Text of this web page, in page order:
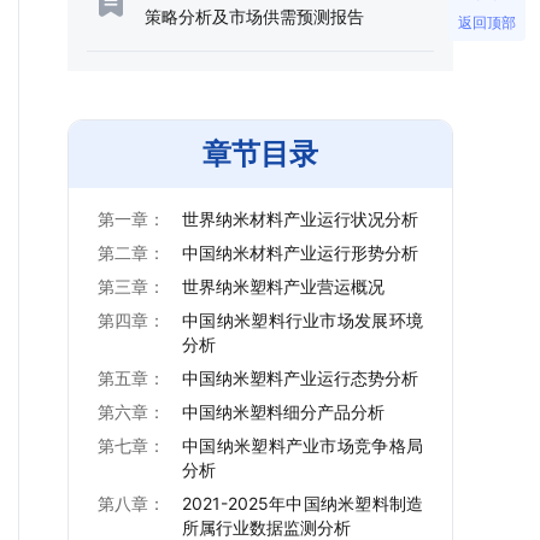
策略分析及市场供需预测报告
章节目录
第一章：
世界纳米材料产业运行状况分析
第二章：
中国纳米材料产业运行形势分析
第三章：
世界纳米塑料产业营运概况
第四章：
中国纳米塑料行业市场发展环境
分析
第五章：
中国纳米塑料产业运行态势分析
第六章：
中国纳米塑料细分产品分析
第七章：
中国纳米塑料产业市场竞争格局
分析
第八章：
2021-2025年中国纳米塑料制造
所属行业数据监测分析
返回顶部